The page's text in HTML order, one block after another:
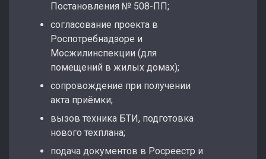
Постановления № 508-ПП;
согласование проекта в
Роспотребнадзоре и
Мосжилинспекции (для
помещений в жилых домах);
сопровождение при получении
акта приёмки;
вызов техника БТИ, подготовка
нового техплана;
подача документов в Росреестр и